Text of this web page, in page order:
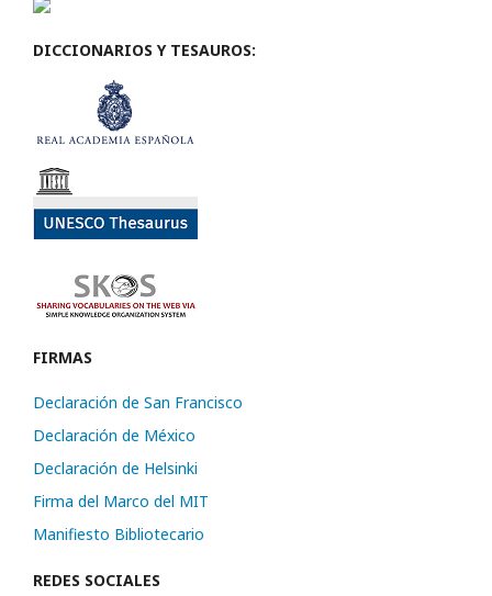
DICCIONARIOS Y TESAUROS:
FIRMAS
Declaración de San Francisco
Declaración de México
Declaración de Helsinki
Firma del Marco del MIT
Manifiesto Bibliotecario
REDES SOCIALES